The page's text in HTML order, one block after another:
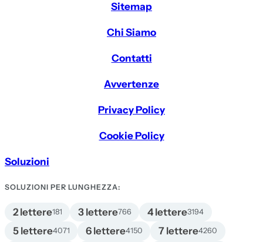
Sitemap
Chi Siamo
Contatti
Avvertenze
Privacy Policy
Cookie Policy
Soluzioni
SOLUZIONI PER LUNGHEZZA:
2 lettere181 3 lettere766 4 lettere3194
5 lettere4071 6 lettere4150 7 lettere4260